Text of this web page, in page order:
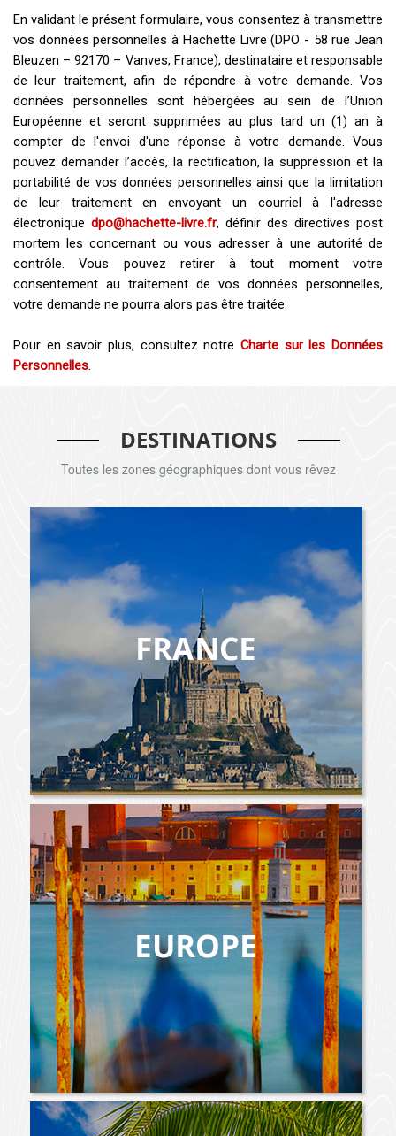
En validant le présent formulaire, vous consentez à transmettre
vos données personnelles à Hachette Livre (DPO - 58 rue Jean
Bleuzen – 92170 – Vanves, France), destinataire et responsable
de leur traitement, afin de répondre à votre demande. Vos
données personnelles sont hébergées au sein de l’Union
Européenne et seront supprimées au plus tard un (1) an à
compter de l'envoi d'une réponse à votre demande. Vous
pouvez demander l’accès, la rectification, la suppression et la
portabilité de vos données personnelles ainsi que la limitation
de leur traitement en envoyant un courriel à l'adresse
électronique dpo@hachette-livre.fr, définir des directives post
mortem les concernant ou vous adresser à une autorité de
contrôle. Vous pouvez retirer à tout moment votre
consentement au traitement de vos données personnelles,
votre demande ne pourra alors pas être traitée.
Pour en savoir plus, consultez notre Charte sur les Données
Personnelles
DESTINATIONS
Toutes les zones géographiques dont vous rêvez